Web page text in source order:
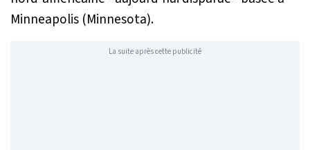
Minneapolis (Minnesota).
La suite après cette publicité